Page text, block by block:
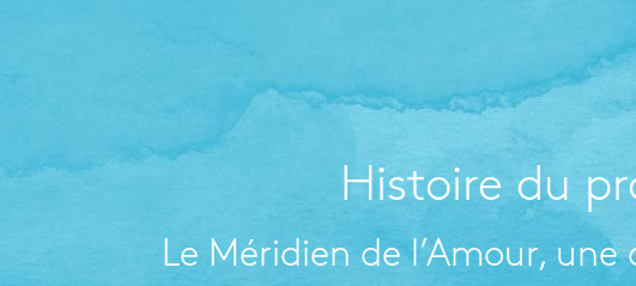
Histoire du
Le Méridien de l’Amour,